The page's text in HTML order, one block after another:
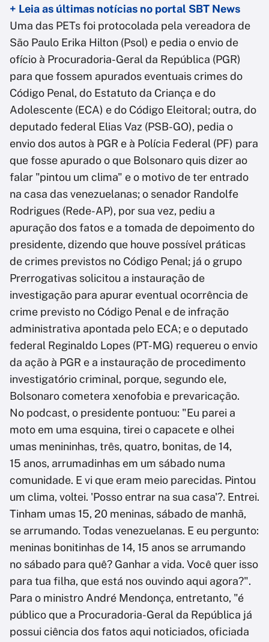
+ Leia as últimas notícias no portal SBT News
Uma das PETs foi protocolada pela vereadora de
São Paulo Erika Hilton (Psol) e pedia o envio de
ofício à Procuradoria-Geral da República (PGR)
para que fossem apurados eventuais crimes do
Código Penal, do Estatuto da Criança e do
Adolescente (ECA) e do Código Eleitoral; outra, do
deputado federal Elias Vaz (PSB-GO), pedia o
envio dos autos à PGR e à Polícia Federal (PF) para
que fosse apurado o que Bolsonaro quis dizer ao
falar "pintou um clima" e o motivo de ter entrado
na casa das venezuelanas; o senador Randolfe
Rodrigues (Rede-AP), por sua vez, pediu a
apuração dos fatos e a tomada de depoimento do
presidente, dizendo que houve possível práticas
de crimes previstos no Código Penal; já o grupo
Prerrogativas solicitou a instauração de
investigação para apurar eventual ocorrência de
crime previsto no Código Penal e de infração
administrativa apontada pelo ECA; e o deputado
federal Reginaldo Lopes (PT-MG) requereu o envio
da ação à PGR e a instauração de procedimento
investigatório criminal, porque, segundo ele,
Bolsonaro cometera xenofobia e prevaricação.
No podcast, o presidente pontuou: "Eu parei a
moto em uma esquina, tirei o capacete e olhei
umas menininhas, três, quatro, bonitas, de 14,
15 anos, arrumadinhas em um sábado numa
comunidade. E vi que eram meio parecidas. Pintou
um clima, voltei. 'Posso entrar na sua casa'?. Entrei.
Tinham umas 15, 20 meninas, sábado de manhã,
se arrumando. Todas venezuelanas. E eu pergunto:
meninas bonitinhas de 14, 15 anos se arrumando
no sábado para quê? Ganhar a vida. Você quer isso
para tua filha, que está nos ouvindo aqui agora?".
Para o ministro André Mendonça, entretanto, "é
público que a Procuradoria-Geral da República já
possui ciência dos fatos aqui noticiados, oficiada